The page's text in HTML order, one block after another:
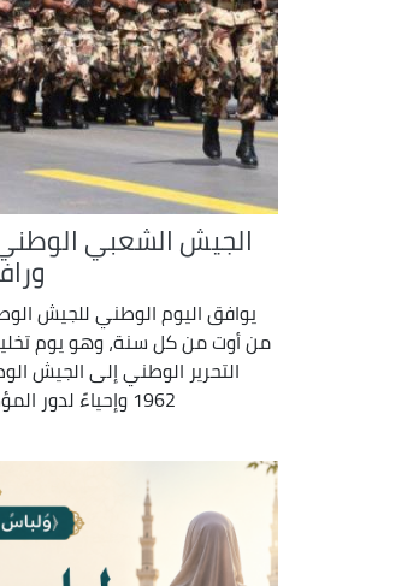
الجيش الشعبي
يوافق اليوم الوطني للجيش
من أوت من كل سنة، وهو يوم
التحرير الوطني إلى الجيش
1962 وإحياءً لدور المؤسسة العسكرية ...